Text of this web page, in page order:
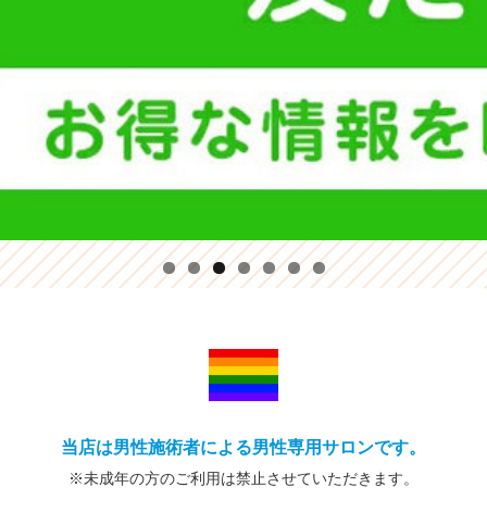
当店は男性施術者による男性専用サロンです。
※未成年の方のご利用は禁止させていただきます。